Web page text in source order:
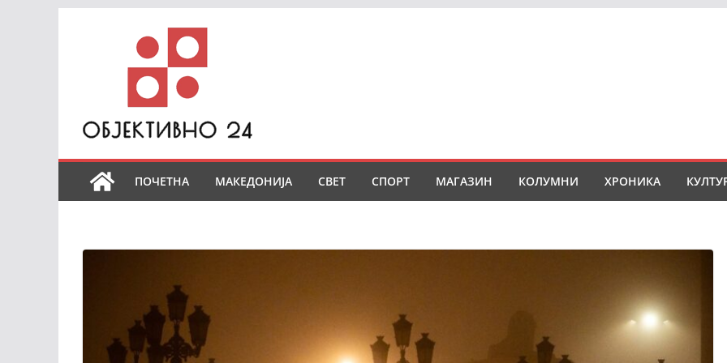
ПОЧЕТНА МАКЕДОНИЈА СВЕТ СПОРТ МАГАЗИН КОЛУМНИ ХРОНИКА